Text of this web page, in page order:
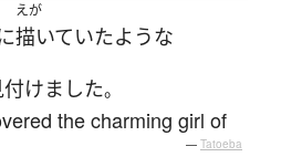
えが
描いていたような
付けました。
the charming girl of
— Tatoeba